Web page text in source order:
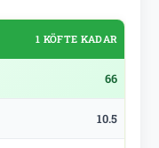
1 KÖFTE KADAR
66
10.5